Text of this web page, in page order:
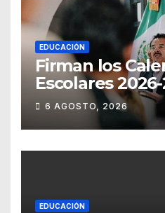
EDUCACIÓN
Firman los
Escolares
Guanajuato
6 AGOSTO, 2026
EDUCACIÓN